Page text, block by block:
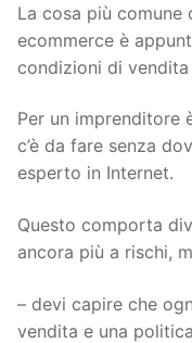
La cosa più
ecommerce è
condizioni di
Per un imprenditore
c’è da fare senza
esperto in Internet.
Questo comporta
ancora più a rischi,
– devi capire che
vendita e una